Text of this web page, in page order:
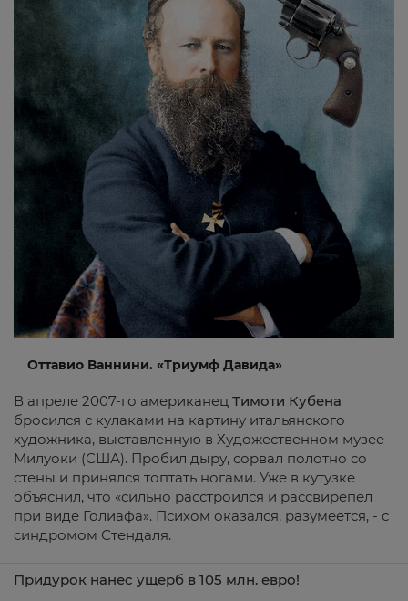
Оттавио Ваннини. «Триумф Давида»
В апреле 2007-го американец Тимоти Кубена
бросился с кулаками на картину итальянского
художника, выставленную в Художественном музее
Милуоки (США). Пробил дыру, сорвал полотно со
стены и принялся топтать ногами. Уже в кутузке
объяснил, что «сильно расстроился и рассвирепел
при виде Голиафа». Психом оказался, разумеется, - с
синдромом Стендаля.
Придурок нанес ущерб в 105 млн. евро!